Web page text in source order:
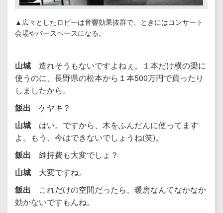
▲広々としたロビーは音響効果抜群で、ときにはコンサート
会場やバースペースになる。
山城 造れそうもないですよねぇ。１本だけ横の梁に
使うのに、長野県の松本から１本500万円で買ったり
しましたから。
飯出 ケヤキ？
山城 はい。ですから、木をふんだんに使ってます
よ。もう、今はできないでしょうね(笑)。
飯出 維持費も大変でしょ？
山城 大変ですね。
飯出 これだけの空間だったら、暖房なんてなかなか
効かないですもんね。